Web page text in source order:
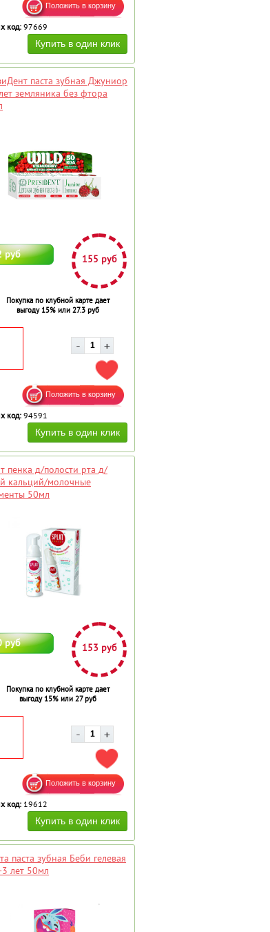
код:97669
паста зубная Джуниор
земляника без фтора
руб 155 руб
Покупка по клубной карте дает
выгоду 15% или 27.3 руб
ДОБАВИТЬ В ИЗБРАННОЕ
код:94591
пенка д/полости рта д/
кальций/молочные
50мл
руб 153 руб
Покупка по клубной карте дает
выгоду 15% или 27 руб
ДОБАВИТЬ В ИЗБРАННОЕ
код: 19612
паста зубная Беби гелевая
лет 50мл